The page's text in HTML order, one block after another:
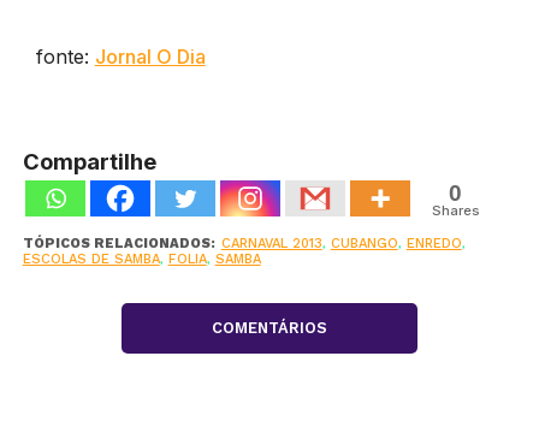
fonte: Jornal O Dia
Compartilhe
0
Shares
TÓPICOS RELACIONADOS: CARNAVAL 2013, CUBANGO, ENREDO,
ESCOLAS DE SAMBA, FOLIA, SAMBA
COMENTÁRIOS